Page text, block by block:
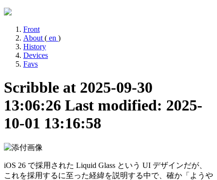
Front
About ( en )
History
Devices
Favs
Scribble at 2025-09-30
13:06:26 Last modified: 2025-
10-01 13:16:58
iOS 26 で採用された Liquid Glass という UI デザインだが、
これを採用するに至った経緯を説明する中で、確か「ようや